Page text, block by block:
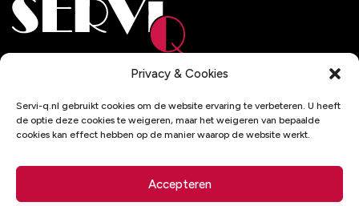
Privacy & Cookies
Servi-q.nl gebruikt cookies om de website ervaring te verbeteren. U heeft
de optie deze cookies te weigeren, maar het weigeren van bepaalde
cookies kan effect hebben op de manier waarop de website werkt.
Accepteren
3871 MV Hoevelaken